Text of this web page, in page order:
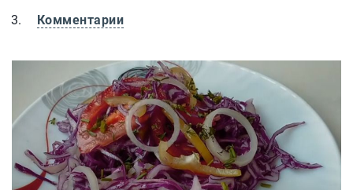
Комментарии
Салат из красной капусты с уксусом